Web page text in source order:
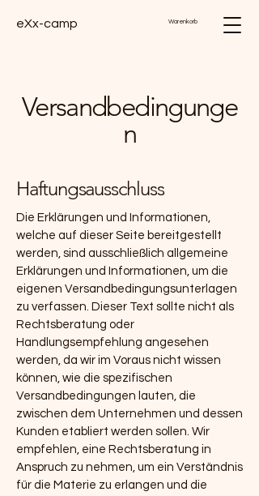
eXx-camp Warenkorb
Versandbedingunge
n
Haftungsausschluss
Die Erklärungen und Informationen,
welche auf dieser Seite bereitgestellt
werden, sind ausschließlich allgemeine
Erklärungen und Informationen, um die
eigenen Versandbedingungsunterlagen
zu verfassen. Dieser Text sollte nicht als
Rechtsberatung oder
Handlungsempfehlung angesehen
werden, da wir im Voraus nicht wissen
können, wie die spezifischen
Versandbedingungen lauten, die
zwischen dem Unternehmen und dessen
Kunden etabliert werden sollen. Wir
empfehlen, eine Rechtsberatung in
Anspruch zu nehmen, um ein Verständnis
für die Materie zu erlangen und die